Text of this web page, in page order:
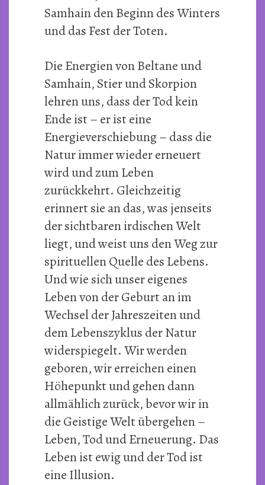
Samhain den Beginn des Winters
und das Fest der Toten.
Die Energien von Beltane und
Samhain, Stier und Skorpion
lehren uns, dass der Tod kein
Ende ist – er ist eine
Energieverschiebung – dass die
Natur immer wieder erneuert
wird und zum Leben
zurückkehrt. Gleichzeitig
erinnert sie an das, was jenseits
der sichtbaren irdischen Welt
liegt, und weist uns den Weg zur
spirituellen Quelle des Lebens.
Und wie sich unser eigenes
Leben von der Geburt an im
Wechsel der Jahreszeiten und
dem Lebenszyklus der Natur
widerspiegelt. Wir werden
geboren, wir erreichen einen
Höhepunkt und gehen dann
allmählich zurück, bevor wir in
die Geistige Welt übergehen –
Leben, Tod und Erneuerung. Das
Leben ist ewig und der Tod ist
eine Illusion.